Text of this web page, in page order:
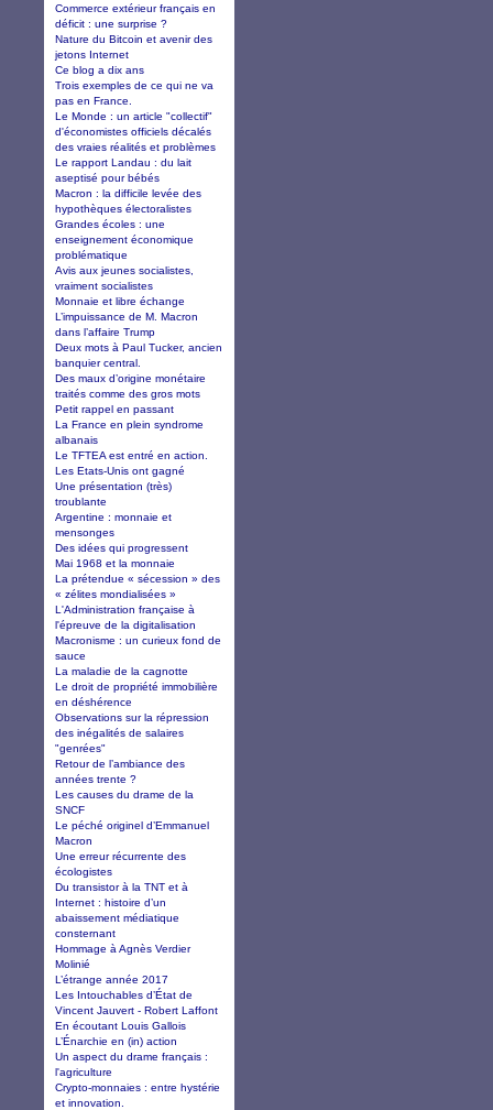
Commerce extérieur français en
déficit : une surprise ?
Nature du Bitcoin et avenir des
jetons Internet
Ce blog a dix ans
Trois exemples de ce qui ne va
pas en France.
Le Monde : un article "collectif"
d'économistes officiels décalés
des vraies réalités et problèmes
Le rapport Landau : du lait
aseptisé pour bébés
Macron : la difficile levée des
hypothèques électoralistes
Grandes écoles : une
enseignement économique
problématique
Avis aux jeunes socialistes,
vraiment socialistes
Monnaie et libre échange
L’impuissance de M. Macron
dans l’affaire Trump
Deux mots à Paul Tucker, ancien
banquier central.
Des maux d’origine monétaire
traités comme des gros mots
Petit rappel en passant
La France en plein syndrome
albanais
Le TFTEA est entré en action.
Les Etats-Unis ont gagné
Une présentation (très)
troublante
Argentine : monnaie et
mensonges
Des idées qui progressent
Mai 1968 et la monnaie
La prétendue « sécession » des
« zélites mondialisées »
L'Administration française à
l'épreuve de la digitalisation
Macronisme : un curieux fond de
sauce
La maladie de la cagnotte
Le droit de propriété immobilière
en déshérence
Observations sur la répression
des inégalités de salaires
"genrées"
Retour de l’ambiance des
années trente ?
Les causes du drame de la
SNCF
Le péché originel d’Emmanuel
Macron
Une erreur récurrente des
écologistes
Du transistor à la TNT et à
Internet : histoire d’un
abaissement médiatique
consternant
Hommage à Agnès Verdier
Molinié
L’étrange année 2017
Les Intouchables d’État de
Vincent Jauvert - Robert Laffont
En écoutant Louis Gallois
L’Énarchie en (in) action
Un aspect du drame français :
l'agriculture
Crypto-monnaies : entre hystérie
et innovation.